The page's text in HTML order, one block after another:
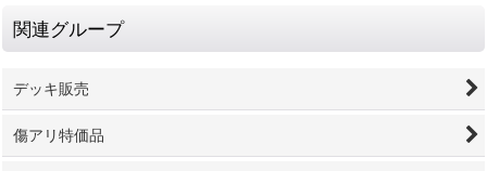
関連グループ
デッキ販売
傷アリ特価品